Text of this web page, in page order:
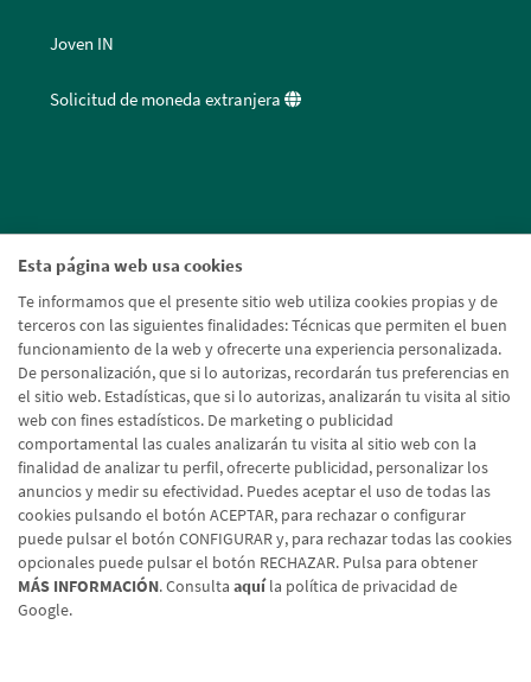
Esta página web usa cookies
Te informamos que el presente sitio web utiliza cookies propias y de
terceros con las siguientes finalidades: Técnicas que permiten el buen
funcionamiento de la web y ofrecerte una experiencia personalizada.
De personalización, que si lo autorizas, recordarán tus preferencias en
el sitio web. Estadísticas, que si lo autorizas, analizarán tu visita al sitio
web con fines estadísticos. De marketing o publicidad
comportamental las cuales analizarán tu visita al sitio web con la
finalidad de analizar tu perfil, ofrecerte publicidad, personalizar los
anuncios y medir su efectividad. Puedes aceptar el uso de todas las
cookies pulsando el botón ACEPTAR, para rechazar o configurar
puede pulsar el botón CONFIGURAR y, para rechazar todas las cookies
opcionales puede pulsar el botón RECHAZAR. Pulsa para obtener
MÁS INFORMACIÓN. Consulta aquíla política de privacidad de
Google.
Joven IN
Solicitud de moneda extranjera
Aviso legal